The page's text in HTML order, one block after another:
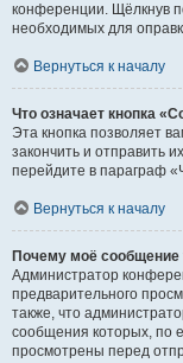
конференции. Щёлкнув
необходимых для
Вернуться к началу
Что означает кнопка
Эта кнопка позволяет
закончить и отправить
перейдите в параграф
Вернуться к началу
Почему моё сообщение
Администратор
предварительного
также, что
сообщения которых, по
просмотрены перед